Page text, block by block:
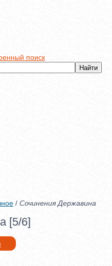
поиск
/ Сочинения Державина
[5/6]